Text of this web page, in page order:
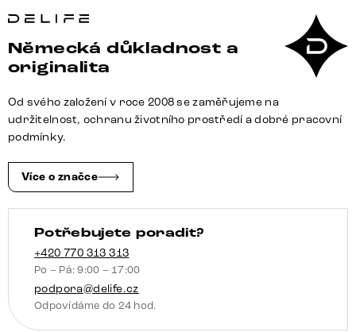
Edge
240
cm
akácie
zásuvky
závěsný
množství
Německá důkladnost a
originalita
Od svého založení v roce 2008 se zaměřujeme na
udržitelnost, ochranu životního prostředí a dobré pracovní
podmínky.
Více o značce
Potřebujete poradit?
+420 770 313 313
Po – Pá: 9:00 – 17:00
podpora@delife.cz
Odpovídáme do 24 hod.